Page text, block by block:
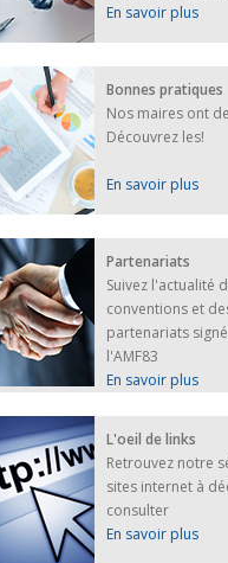
En savoir plus
Bonnes pratiques
Nos maires ont
Découvrez les!
En savoir plus
Partenariats
Suivez l'actualité
conventions et
partenariats
l'AMF83
En savoir plus
L'oeil de links
Retrouvez notre
sites internet à
consulter
En savoir plus